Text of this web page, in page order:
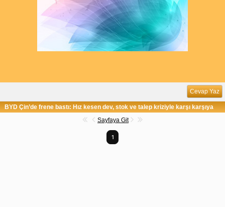
Cevap Yaz
BYD Çin’de frene bastı: Hız kesen dev, stok ve talep kriziyle karşı karşıya
Sayfaya Git
1